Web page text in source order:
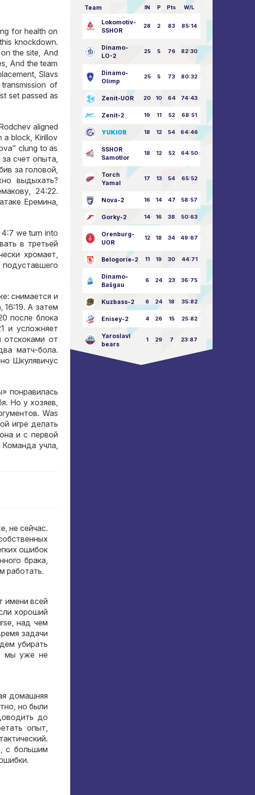
for health on
knockdown.
the site, And
And the team
Slavs
of
set passed as
aligned
a block, Kirillov
clung to as
счет опыта,
за головой,
выдыхать?
, 24:22.
Еремина,
we turn into
в третьей
хромает,
: снимается и
, 16:19. А затем
после блока
и усложняет
от
матч-бола.
но Шкулявичус
понравилась
. Но у хозяев,
. Was
игре делать
и с первой
Команда учла,
, не сейчас.
ошибок
брака,
работать.
имени всей
хороший
над чем
задачи
убирать
мы уже не
домашняя
, но были
до
опыт,
.
,с большим
.
Team IN P Pts W/L
Lokomotiv-
SSHOR
28 2 83 85:14
Dinamo-
LO-2
25 5 76 82:30
Dinamo-
Olimp
25 5 73 80:32
Zenit-UOR 20 10 64 74:43
Zenit-2 19 11 52 68:51
YUKIOR 18 12 54 64:46
SSHOR
Samotlor
18 12 52 64:50
Torch
Yamal
17 13 54 65:52
Nova-2 16 14 47 58:57
Gorky-2 14 16 38 50:63
Orenburg-
UOR
12 18 34 49:67
Belogorie-2 11 19 30 44:71
Dinamo-
Bašgau
6 24 23 36:75
Kuzbass-2 6 24 18 35:82
Enisey-2 4 26 15 25:82
Yaroslavl
bears
1 29 7 23:87